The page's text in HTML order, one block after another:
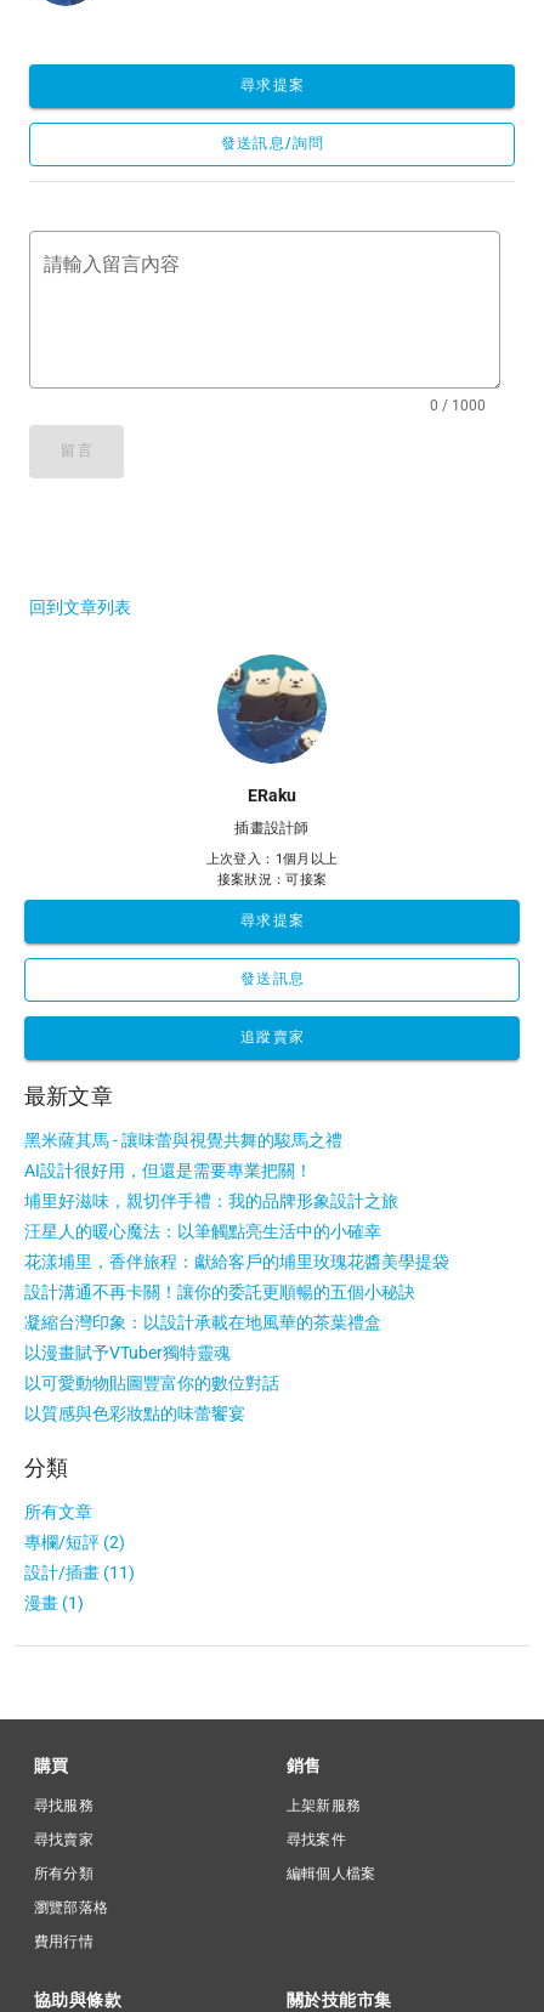
尋求提案
發送訊息/詢問
請輸入留言內容
0 / 1000
留言
回到文章列表
ERaku
插畫設計師
上次登入：1個月以上
接案狀況：可接案
尋求提案
發送訊息
追蹤賣家
最新文章
黑米薩其馬 - 讓味蕾與視覺共舞的駿馬之禮
AI設計很好用，但還是需要專業把關！
埔里好滋味，親切伴手禮：我的品牌形象設計之旅
汪星人的暖心魔法：以筆觸點亮生活中的小確幸
花漾埔里，香伴旅程：獻給客戶的埔里玫瑰花醬美學提袋
設計溝通不再卡關！讓你的委託更順暢的五個小秘訣
凝縮台灣印象：以設計承載在地風華的茶葉禮盒
以漫畫賦予VTuber獨特靈魂
以可愛動物貼圖豐富你的數位對話
以質感與色彩妝點的味蕾饗宴
分類
所有文章
專欄/短評 (2)
設計/插畫 (11)
漫畫 (1)
購買
尋找服務
尋找賣家
所有分類
瀏覽部落格
費用行情
銷售
上架新服務
尋找案件
編輯個人檔案
協助與條款 關於技能市集